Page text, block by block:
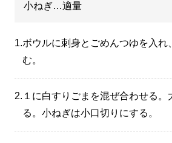
小ねぎ…適量
1.ボウルに刺身とごめんつゆを入れ
む。
2. １に白すりごまを混ぜ合わせる。
る。小ねぎは小口切りにする。